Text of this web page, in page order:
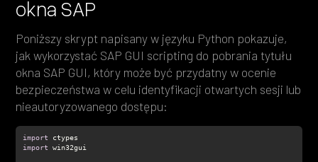
okna SAP
Poniższy skrypt napisany w języku Python pokazuje,
jak wykorzystać SAP GUI scripting do pobrania tytułu
okna SAP GUI, który może być przydatny w ocenie
bezpieczeństwa w celu identyfikacji otwartych sesji lub
nieautoryzowanego dostępu:
import
import